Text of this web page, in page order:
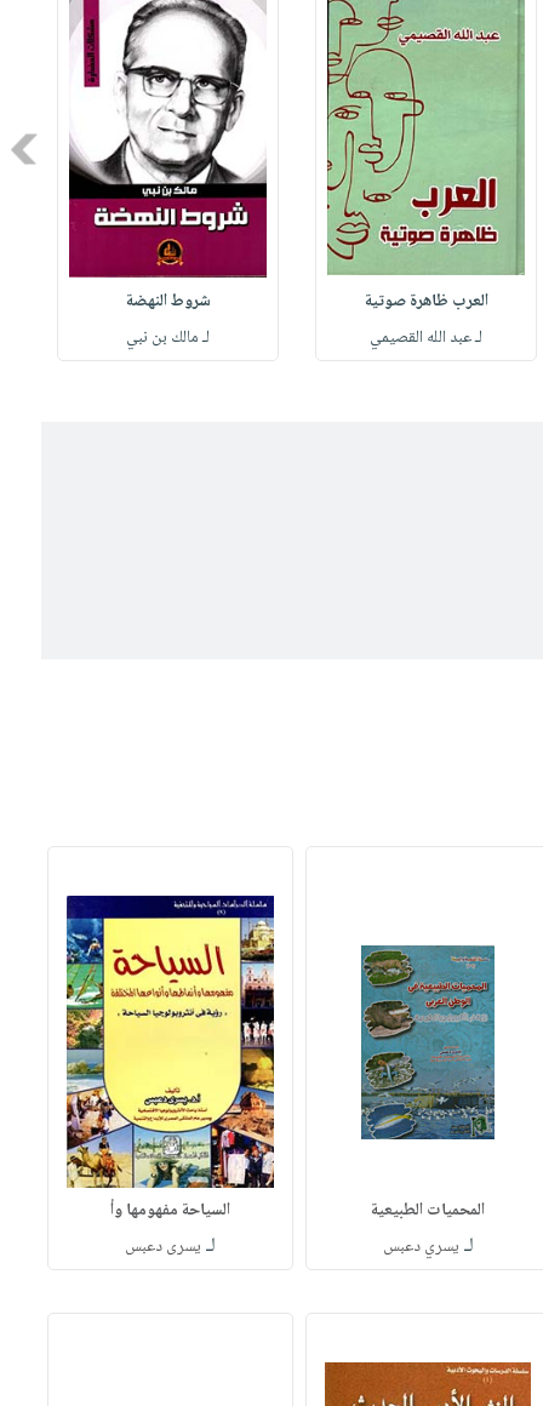
العرب ظاهرة صوتية
لـ عبد الله القصيمي
شروط النهضة
لـ مالك بن نبي
المحميات الطبيعية
لـ يسري دعبس
السياحة مفهومها وأ
لـ يسرى دعبس